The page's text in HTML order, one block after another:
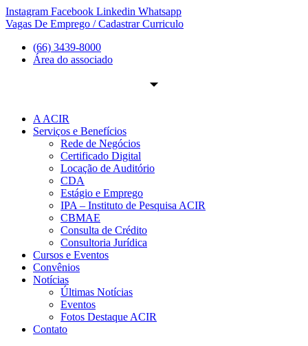
Ir
para
conteúdo
Instagram Facebook Linkedin Whatsapp
Vagas De Emprego / Cadastrar Curriculo
(66) 3439-8000
Área do associado
A ACIR
Serviços e Benefícios
Rede de Negócios
Certificado Digital
Locação de Auditório
CDA
Estágio e Emprego
IPA – Instituto de Pesquisa ACIR
CBMAE
Consulta de Crédito
Consultoria Jurídica
Cursos e Eventos
Convênios
Notícias
Últimas Notícias
Eventos
Fotos Destaque ACIR
Contato